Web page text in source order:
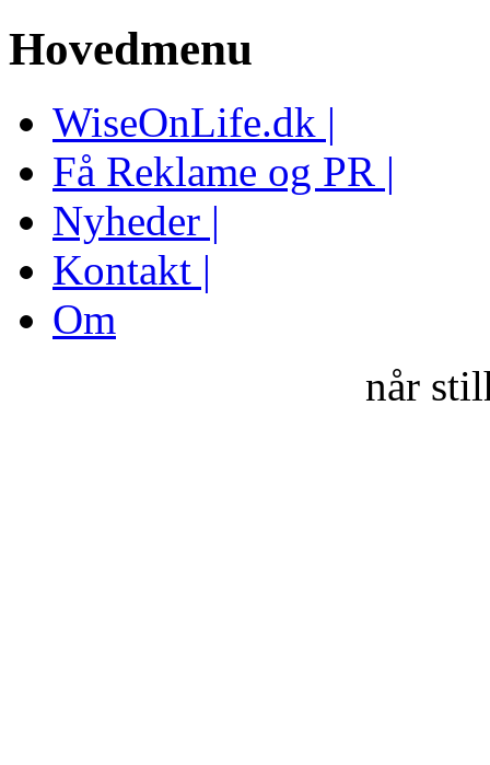
Hovedmenu
WiseOnLife.dk |
Få Reklame og PR |
Nyheder |
Kontakt |
Om
når